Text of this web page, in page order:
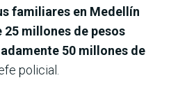
familiares en Medellín
millones de pesos
50 millones de
policial.